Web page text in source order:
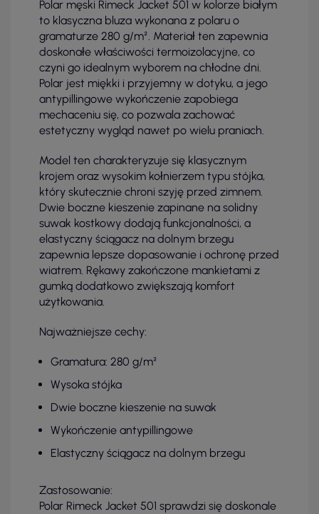
Polar męski Rimeck Jacket 501 w kolorze białym
to klasyczna bluza wykonana z polaru o
gramaturze 280 g/m². Materiał ten zapewnia
doskonałe właściwości termoizolacyjne, co
czyni go idealnym wyborem na chłodne dni.
Polar jest miękki i przyjemny w dotyku, a jego
antypillingowe wykończenie zapobiega
mechaceniu się, co pozwala zachować
estetyczny wygląd nawet po wielu praniach.
Model ten charakteryzuje się klasycznym
krojem oraz wysokim kołnierzem typu stójka,
który skutecznie chroni szyję przed zimnem.
Dwie boczne kieszenie zapinane na solidny
suwak kostkowy dodają funkcjonalności, a
elastyczny ściągacz na dolnym brzegu
zapewnia lepsze dopasowanie i ochronę przed
wiatrem. Rękawy zakończone mankietami z
gumką dodatkowo zwiększają komfort
użytkowania.
Najważniejsze cechy:
Gramatura: 280 g/m²
Wysoka stójka
Dwie boczne kieszenie na suwak
Wykończenie antypillingowe
Elastyczny ściągacz na dolnym brzegu
Zastosowanie:
Polar Rimeck Jacket 501 sprawdzi się doskonale